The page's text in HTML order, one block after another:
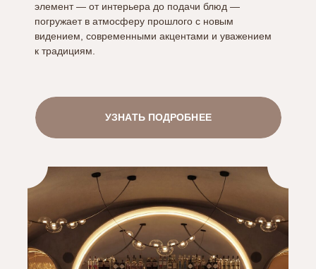
УЗНАТЬ ПОДРОБНЕЕ
элемент — от интерьера до подачи блюд —
погружает в атмосферу прошлого с новым
видением, современными акцентами и уважением
к традициям.